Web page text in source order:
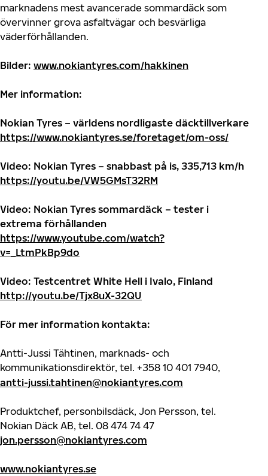
marknadens mest avancerade sommardäck som
övervinner grova asfaltvägar och besvärliga
väderförhållanden.
Bilder: www.nokiantyres.com/hakkinen
Mer information:
Nokian Tyres – världens nordligaste däcktillverkare
https://www.nokiantyres.se/foretaget/om-oss/
Video: Nokian Tyres – snabbast på is, 335,713 km/h
https://youtu.be/VW5GMsT32RM
Video: Nokian Tyres sommardäck – tester i
extrema förhållanden
https://www.youtube.com/watch?
v=_LtmPkBp9do
Video: Testcentret White Hell i Ivalo, Finland
http://youtu.be/Tjx8uX-32QU
För mer information kontakta:
Antti-Jussi Tähtinen, marknads- och
kommunikationsdirektör, tel. +358 10 401 7940,
antti-jussi.tahtinen@nokiantyres.com
Produktchef, personbilsdäck, Jon Persson, tel.
Nokian Däck AB, tel. 08 474 74 47
jon.persson@nokiantyres.com
www.nokiantyres.se